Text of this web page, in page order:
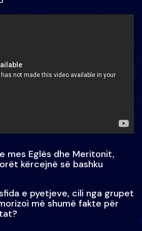
mes Eglës dhe Meritonit,
kërcejnë së bashku
e pyetjeve, cili nga grupet
më shumë fakte për